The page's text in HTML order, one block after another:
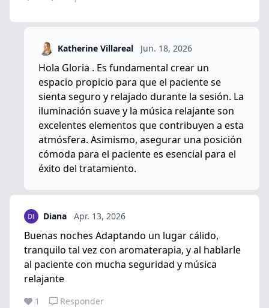
Katherine Villareal Jun. 18, 2026
Hola Gloria . Es fundamental crear un
espacio propicio para que el paciente se
sienta seguro y relajado durante la sesión. La
iluminación suave y la música relajante son
excelentes elementos que contribuyen a esta
atmósfera. Asimismo, asegurar una posición
cómoda para el paciente es esencial para el
éxito del tratamiento.
Diana Apr. 13, 2026
Buenas noches Adaptando un lugar cálido,
tranquilo tal vez con aromaterapia, y al hablarle
al paciente con mucha seguridad y música
relajante
1 Responder